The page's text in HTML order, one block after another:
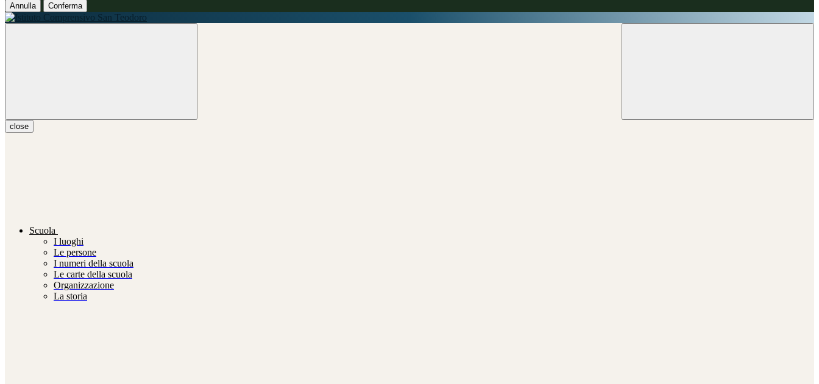
Annulla Conferma
close
Scuola
I luoghi
Le persone
I numeri della scuola
Le carte della scuola
Organizzazione
La storia